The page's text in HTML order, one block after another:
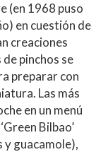
(en 1968 puso
en cuestión de
creaciones
pinchos se
preparar con
Las más
en un menú
Bilbao’
y guacamole),